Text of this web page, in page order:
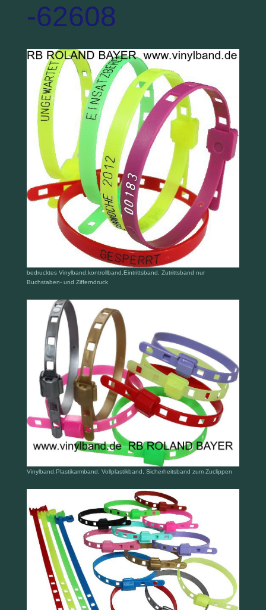
-62608
bedrucktes Vinylband,kontrollband,Eintrittsband, Zutrittsband nur
Buchstaben- und Zifferndruck
Vinylband,Plastikarmband, Vollplastikband, Sicherheitsband zum Zuclippen